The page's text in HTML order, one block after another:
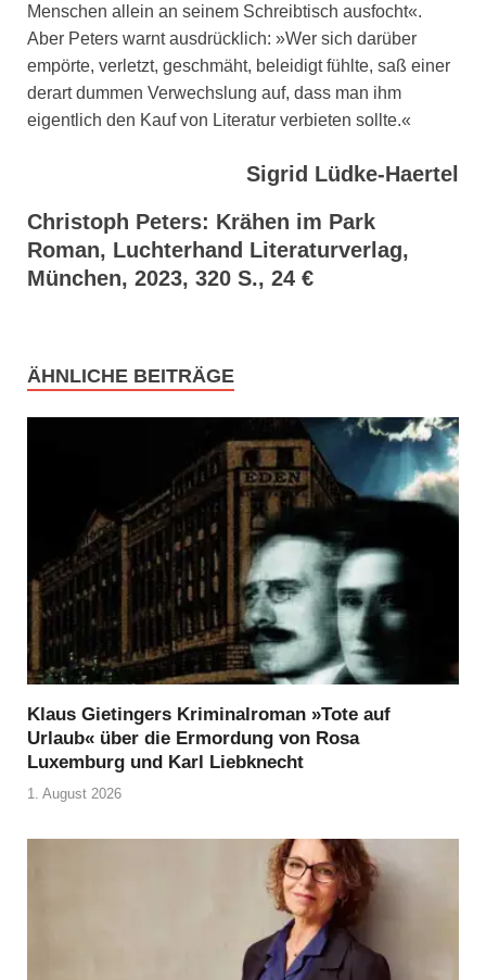
Menschen allein an seinem Schreibtisch ausfocht«.
Aber Peters warnt ausdrücklich: »Wer sich darüber
empörte, verletzt, geschmäht, beleidigt fühlte, saß einer
derart dummen Verwechslung auf, dass man ihm
eigentlich den Kauf von Literatur verbieten sollte.«
Sigrid Lüdke-Haertel
Christoph Peters: Krähen im Park
Roman, Luchterhand Literaturverlag,
München, 2023, 320 S., 24 €
ÄHNLICHE BEITRÄGE
Klaus Gietingers Kriminalroman »Tote auf
Urlaub« über die Ermordung von Rosa
Luxemburg und Karl Liebknecht
1. August 2026